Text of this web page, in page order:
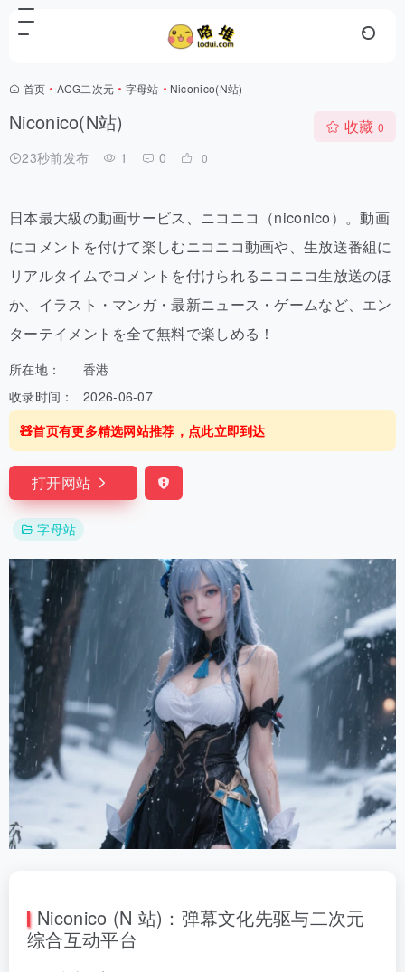
首页 • ACG二次元 • 字母站 • Niconico(N站)
Niconico(N站)
23秒前发布 1 0 0
收藏 0
日本最大級の動画サービス、ニコニコ（niconico）。動画
にコメントを付けて楽しむニコニコ動画や、生放送番組に
リアルタイムでコメントを付けられるニコニコ生放送のほ
か、イラスト・マンガ・最新ニュース・ゲームなど、エン
ターテイメントを全て無料で楽しめる！
所在地：
香港
收录时间：
2026-06-07
🧸首页有更多精选网站推荐，点此立即到达
打开网站
字母站
Niconico (N 站)：弹幕文化先驱与二次元
综合互动平台